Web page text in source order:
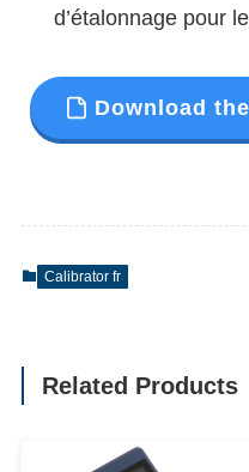
d’étalonnage pour
Download the
Calibrator fr
Related Products